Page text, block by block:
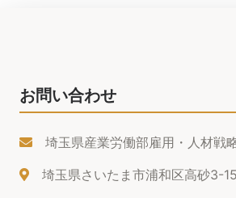
お問い合わせ
埼玉県産業労働部雇用・人材戦
埼玉県さいたま市浦和区高砂3-